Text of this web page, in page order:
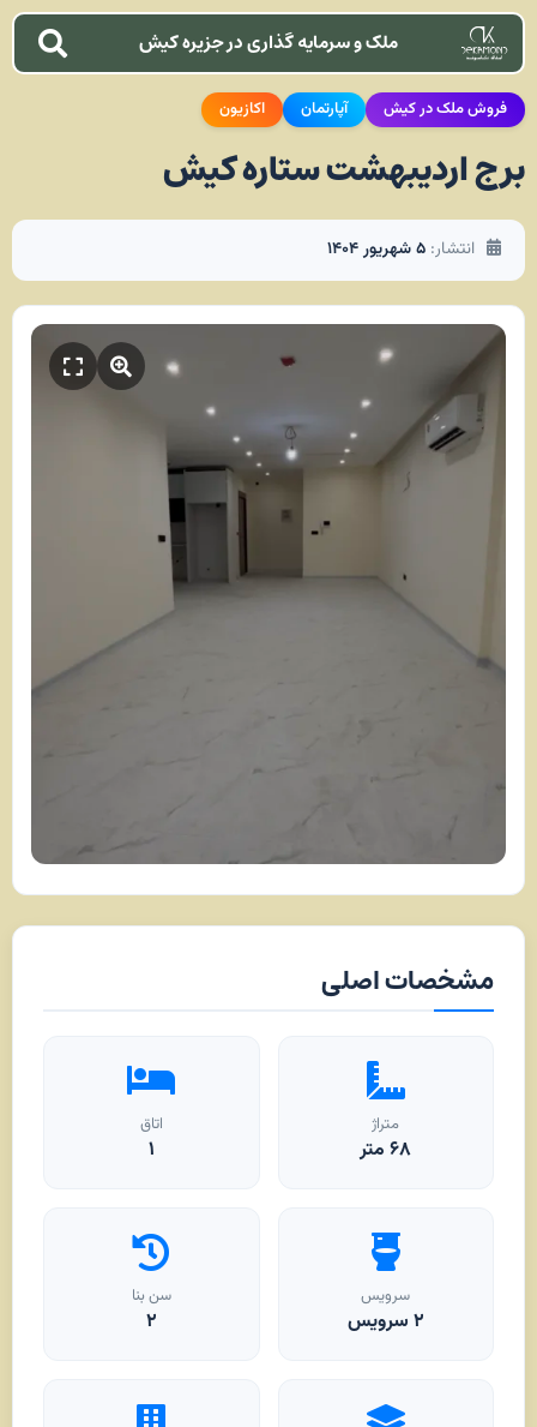
ملک و سرمایه گذاری در جزیره کیش
فروش ملک در کیش آپارتمان اکازیون
برج اردیبهشت ستاره کیش
انتشار: ۵ شهریور ۱۴۰۴
مشخصات اصلی
متراژ
۶۸متر
اتاق
۱
سرویس
۲ سرویس
سن بنا
۲